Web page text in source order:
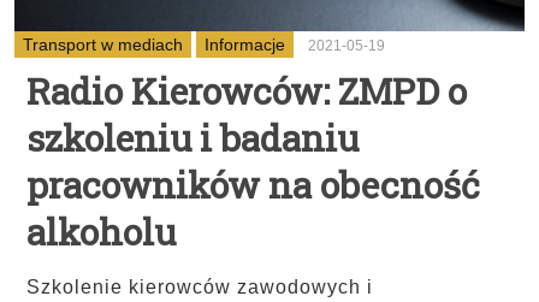
Transport w mediach Informacje 2021-05-19
Radio Kierowców: ZMPD o
szkoleniu i badaniu
pracowników na obecność
alkoholu
Szkolenie kierowców zawodowych i